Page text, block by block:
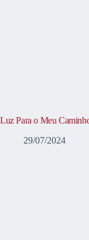
Luz Para o Meu
29/07/2024